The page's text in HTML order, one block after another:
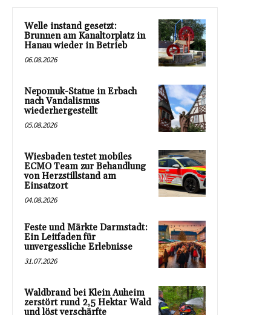
Welle instand gesetzt:
Brunnen am Kanaltorplatz in
Hanau wieder in Betrieb
06.08.2026
Nepomuk-Statue in Erbach
nach Vandalismus
wiederhergestellt
05.08.2026
Wiesbaden testet mobiles
ECMO Team zur Behandlung
von Herzstillstand am
Einsatzort
04.08.2026
Feste und Märkte Darmstadt:
Ein Leitfaden für
unvergessliche Erlebnisse
31.07.2026
Waldbrand bei Klein Auheim
zerstört rund 2,5 Hektar Wald
und löst verschärfte